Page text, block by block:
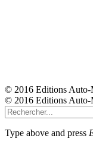
© 2016 Editions Auto-
© 2016 Editions Auto-
Type above and press